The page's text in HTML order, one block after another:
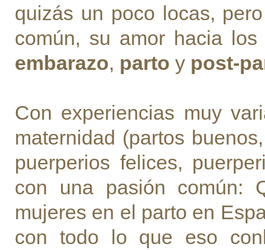
quizás un poco locas,
común, su amor hacia los
embarazo, parto y post-
Con experiencias muy
maternidad (partos
puerperios felices,
con una pasión común:
mujeres en el parto en
con todo lo que eso